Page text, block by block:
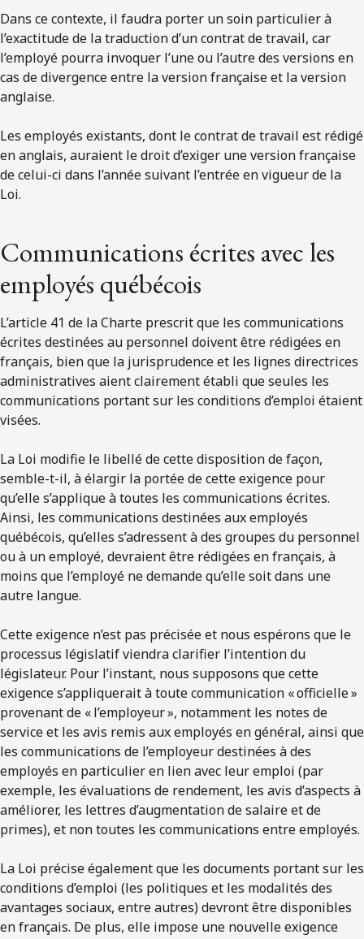
Dans ce contexte, il faudra porter un soin particulier à
l’exactitude de la traduction d’un contrat de travail, car
l’employé pourra invoquer l’une ou l’autre des versions en
cas de divergence entre la version française et la version
anglaise.
Les employés existants, dont le contrat de travail est rédigé
en anglais, auraient le droit d’exiger une version française
de celui-ci dans l’année suivant l’entrée en vigueur de la
Loi.
Communications écrites avec les
employés québécois
L’article 41 de la Charte prescrit que les communications
écrites destinées au personnel doivent être rédigées en
français, bien que la jurisprudence et les lignes directrices
administratives aient clairement établi que seules les
communications portant sur les conditions d’emploi étaient
visées.
La Loi modifie le libellé de cette disposition de façon,
semble-t-il, à élargir la portée de cette exigence pour
qu’elle s’applique à toutes les communications écrites.
Ainsi, les communications destinées aux employés
québécois, qu’elles s’adressent à des groupes du personnel
ou à un employé, devraient être rédigées en français, à
moins que l’employé ne demande qu’elle soit dans une
autre langue.
Cette exigence n’est pas précisée et nous espérons que le
processus législatif viendra clarifier l’intention du
législateur. Pour l’instant, nous supposons que cette
exigence s’appliquerait à toute communication « officielle »
provenant de « l’employeur », notamment les notes de
service et les avis remis aux employés en général, ainsi que
les communications de l’employeur destinées à des
employés en particulier en lien avec leur emploi (par
exemple, les évaluations de rendement, les avis d’aspects à
améliorer, les lettres d’augmentation de salaire et de
primes), et non toutes les communications entre employés.
La Loi précise également que les documents portant sur les
conditions d’emploi (les politiques et les modalités des
avantages sociaux, entre autres) devront être disponibles
en français. De plus, elle impose une nouvelle exigence